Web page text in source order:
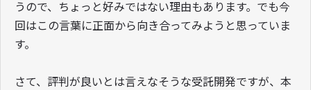
うので、ちょっと好みではない理由もあります。でも今
回はこの言葉に正面から向き合ってみようと思っていま
す。
さて、評判が良いとは言えなそうな受託開発ですが、本